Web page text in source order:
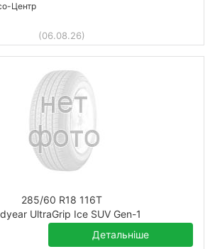
Центр
(06.08.26)
285/60 R18 116T
UltraGrip Ice SUV Gen-1
Детальніше